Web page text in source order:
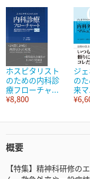
ホスピタリスト
のための内科診
療フローチャ...
¥8,800
ジ
の
来
概要
【特集】精神科研修の